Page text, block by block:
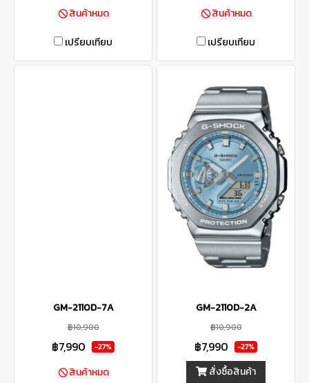
สินค้าหมด
เปรียบเทียบ
สินค้าหมด
เปรียบเทียบ
GM-2110D-7A
฿10,900
฿7,990 -27%
สินค้าหมด
GM-2110D-2A
฿10,900
฿7,990 -27%
สั่งซื้อสินค้า